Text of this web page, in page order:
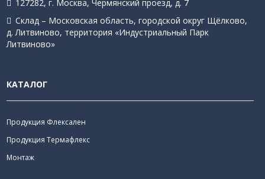
127282, г. Москва, Чермянский проезд, д. 7
Склад – Московская область, городской округ Щёлково,
д. Литвиново, территория «Индустриальный Парк
Литвиново»
КАТАЛОГ
Продукция Флексален
Продукция Термафлекс
Монтаж